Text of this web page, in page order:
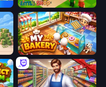
Little Shop
My bakery